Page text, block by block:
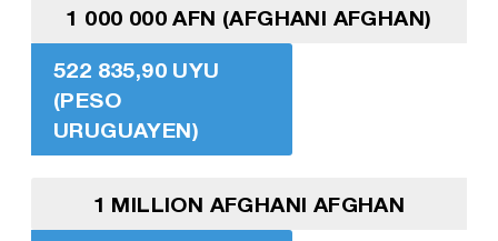
1 000 000 AFN (AFGHANI AFGHAN)
522 835,90 UYU
(PESO
URUGUAYEN)
1 MILLION AFGHANI AFGHAN